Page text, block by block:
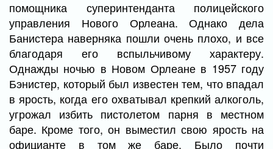
помощника суперинтенданта полицейского
управления Нового Орлеана. Однако дела
Банистера наверняка пошли очень плохо, и все
благодаря его вспыльчивому характеру.
Однажды ночью в Новом Орлеане в 1957 году
Бэнистер, который был известен тем, что впадал
в ярость, когда его охватывал крепкий алкоголь,
угрожал избить пистолетом парня в местном
баре. Кроме того, он выместил свою ярость на
официанте в том же баре. Было почти